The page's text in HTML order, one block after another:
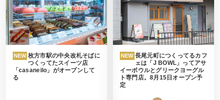
NEW 枚方市駅の中央改札そばに
つくってたスイーツ店
「casaneilo」がオープンして
る
NEW 長尾元町につくってるカフ
ェは「J BOWL」ってアサ
イーボウルとグリークヨーグル
ト専門店。8月15日オープン予
定